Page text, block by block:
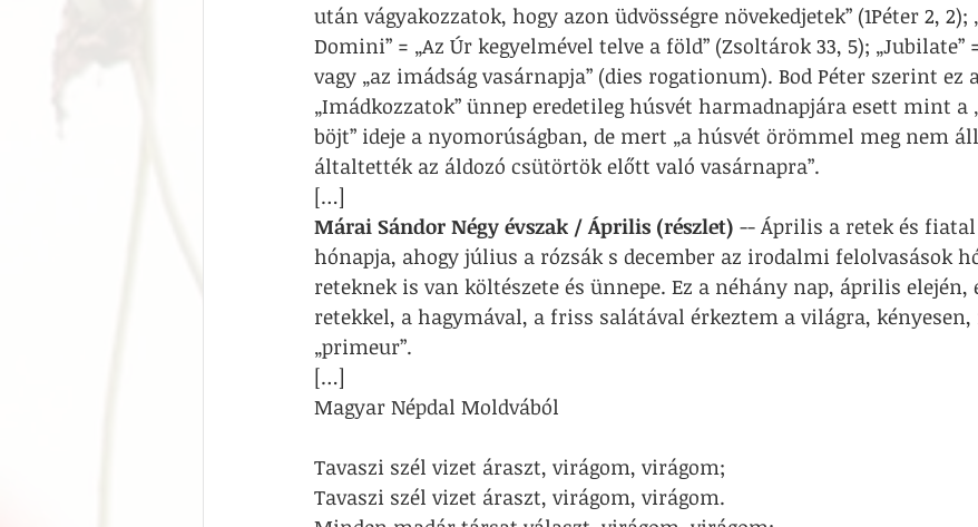
után vágyakozzatok, hogy azon üdvösségre növekedjetek” (1Péter 2,
Domini” = „Az Úr kegyelmével telve a föld” (Zsoltárok 33, 5); „Jubilate”
vagy „az imádság vasárnapja” (dies rogationum). Bod Péter szerint ez
„Imádkozzatok” ünnep eredetileg húsvét harmadnapjára esett mint a
böjt” ideje a nyomorúságban, de mert „a húsvét örömmel meg nem
általtették az áldozó csütörtök előtt való vasárnapra”.
[…]
Márai Sándor Négy évszak / Április (részlet) -- Április a retek és
hónapja, ahogy július a rózsák s december az irodalmi felolvasások
reteknek is van költészete és ünnepe. Ez a néhány nap, április elején,
retekkel, a hagymával, a friss salátával érkeztem a világra,
„primeur”.
[…]
Magyar Népdal Moldvából
Tavaszi szél vizet áraszt, virágom, virágom;
Tavaszi szél vizet áraszt, virágom, virágom.